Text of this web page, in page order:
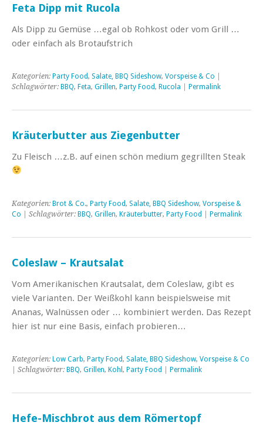
Feta Dipp mit Rucola
Als Dipp zu Gemüse …egal ob Rohkost oder vom Grill …
oder einfach als Brotaufstrich
Kategorien: Party Food, Salate, BBQ Sideshow, Vorspeise & Co
Schlagwörter: BBQ, Feta, Grillen, Party Food, Rucola Permalink
Kräuterbutter aus Ziegenbutter
Zu Fleisch …z.B. auf einen schön medium gegrillten Steak
Kategorien: Brot & Co., Party Food, Salate, BBQ Sideshow, Vorspeise &
Co | Schlagwörter: BBQ, Grillen, Kräuterbutter, Party Food Permalink
Coleslaw – Krautsalat
Vom Amerikanischen Krautsalat, dem Coleslaw, gibt es
viele Varianten. Der Weißkohl kann beispielsweise mit
Ananas, Walnüssen oder … kombiniert werden. Das Rezept
hier ist nur eine Basis, einfach probieren…
Kategorien: Low Carb, Party Food, Salate, BBQ Sideshow, Vorspeise & Co
| Schlagwörter: BBQ, Grillen, Kohl , Party Food Permalink
Hefe-Mischbrot aus dem Römertopf